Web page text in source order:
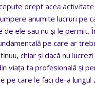
drept acea
anumite lucruri pe
de ele sau nu și le permit.
pe care ar
chiar și dacă nu
viața ta profesională și
pe care le faci de-a lungul